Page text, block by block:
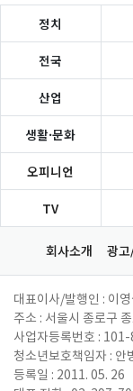
정치
전국
산업
생활·문화
오피니언
TV
회사소개 광고
대표이사/발행인 : 이영
주소 : 서울시 종로구
사업자등록번호 :
청소년보호책임자 : 안
등록일 : 2011. 05. 26